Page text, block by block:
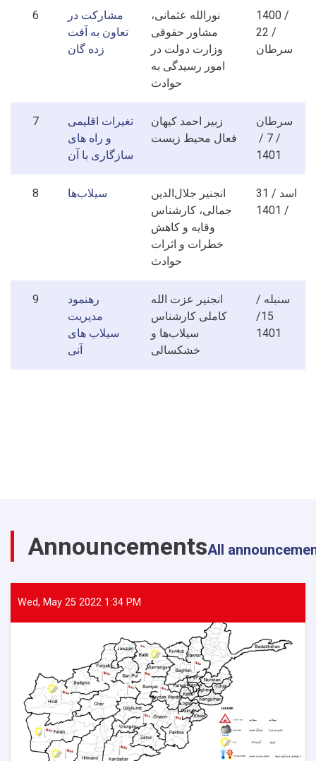
6
مشارکت در
تعاون به آفت
زده گان
نورالله عثمانی،
مشاور حقوقی
وزارت دولت در
امور رسیدگی به
حوادث
1400 /
22 /
سرطان
7
تغیرات اقلیمی
و راه های
سازگاری با آن
زبیر احمد کیهان
سرطان
/ 7 /
8 سیلاب‌ها
انجنیر جلال‌الدین
جمالی، کارشناس
وقایه و کاهش
خطرات و اثرات
حوادث
اسد / 31
/ 1401
9
رهنمود
مدیریت
سیلاب های
آنی
انجنیر عزت الله
کاملی کارشناس
سیلاب‌ها و
خشکسالی
سنبله /
15/
1401
AnnouncementsAll
Wed, May 25 2022 1:34 PM